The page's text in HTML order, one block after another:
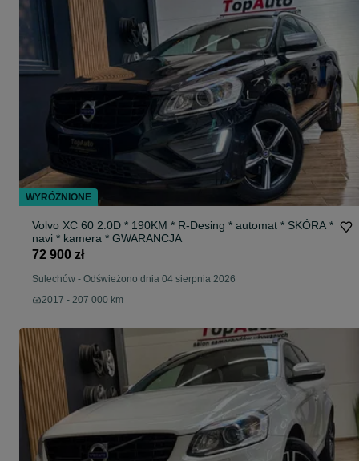
Volvo XC 60 2.0D * 190KM * R-Desing * automat * SKÓRA *
navi * kamera * GWARANCJA
72 900 zł
Sulechów - Odświeżono dnia 04 sierpnia 2026
2017 - 207 000 km
WYRÓŻNIONE